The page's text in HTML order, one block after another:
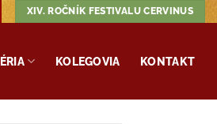
XIV. ROČNÍK FESTIVALU CERVINUS
KOLEGOVIA KONTAKT